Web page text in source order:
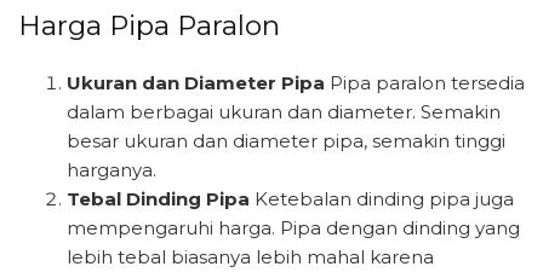
Harga Pipa Paralon
Ukuran dan Diameter Pipa Pipa paralon tersedia
dalam berbagai ukuran dan diameter. Semakin
besar ukuran dan diameter pipa, semakin tinggi
harganya.
Tebal Dinding Pipa Ketebalan dinding pipa juga
mempengaruhi harga. Pipa dengan dinding yang
lebih tebal biasanya lebih mahal karena